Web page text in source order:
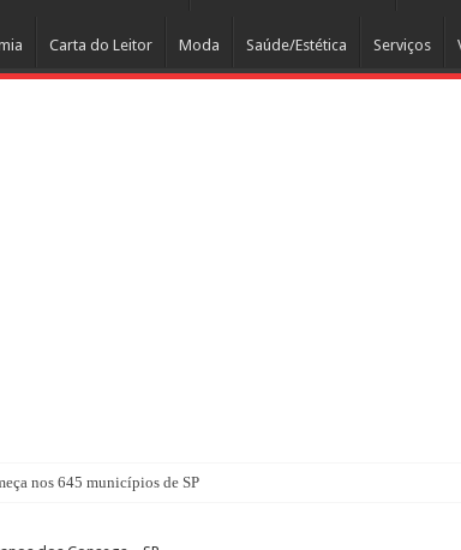
Carta do Leitor Moda Saúde/Estética Serviços
nos 645 municípios de SP